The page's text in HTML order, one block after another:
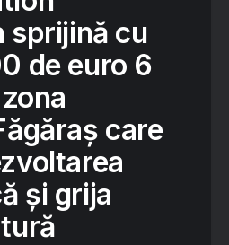
sprijină cu
de euro 6
care
și grija